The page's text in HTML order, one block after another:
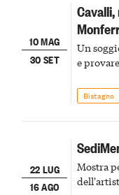
10 MAG
30 SET
Un
e
Bistagno
22 LUG
16 AGO
Mostra